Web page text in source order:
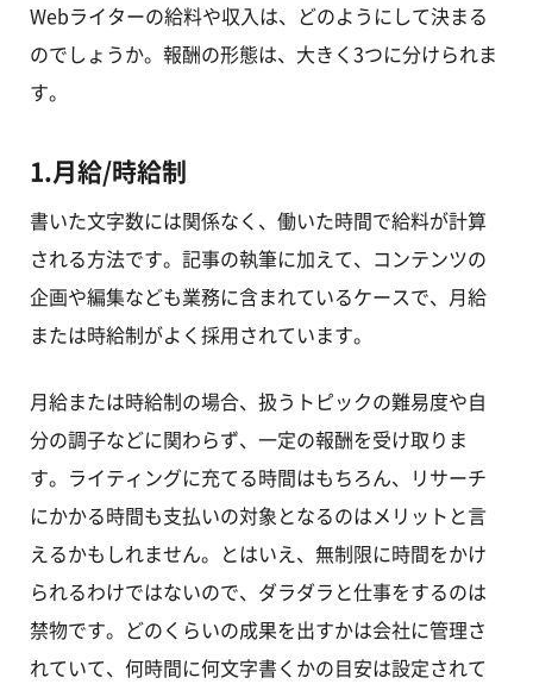
Webライターの給料や収入は、どのようにして決まる
のでしょうか。報酬の形態は、大きく3つに分けられま
す。
1.月給/時給制
書いた文字数には関係なく、働いた時間で給料が計算
される方法です。記事の執筆に加えて、コンテンツの
企画や編集なども業務に含まれているケースで、月給
または時給制がよく採用されています。
月給または時給制の場合、扱うトピックの難易度や自
分の調子などに関わらず、一定の報酬を受け取りま
す。ライティングに充てる時間はもちろん、リサーチ
にかかる時間も支払いの対象となるのはメリットと言
えるかもしれません。とはいえ、無制限に時間をかけ
られるわけではないので、ダラダラと仕事をするのは
禁物です。どのくらいの成果を出すかは会社に管理さ
れていて、何時間に何文字書くかの目安は設定されて